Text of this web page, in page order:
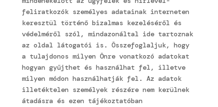
feliratkozók személyes adatainak interneten
keresztül történő bizalmas kezeléséről és
védelméről szól, mindazonáltal ide tartoznak
az oldal látogatói is. Összefoglaljuk, hogy
a tulajdonos milyen Önre vonatkozó adatokat
hogyan gyűjthet és használhat fel, illetve
milyen módon használhatják fel. Az adatok
illetéktelen személyek részére nem kerülnek
átadásra és ezen tájékoztatóban